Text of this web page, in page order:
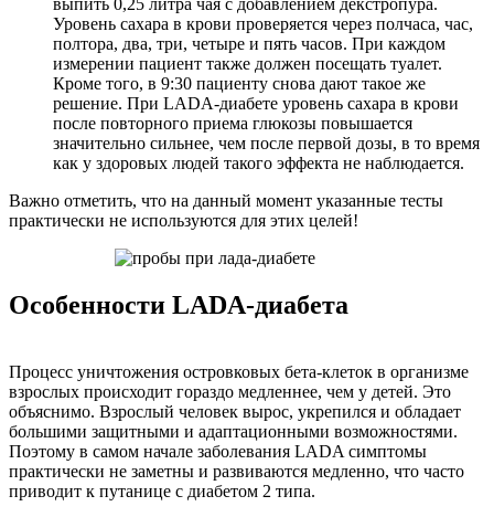
выпить 0,25 литра чая с добавлением декстропура.
Уровень сахара в крови проверяется через полчаса, час,
полтора, два, три, четыре и пять часов. При каждом
измерении пациент также должен посещать туалет.
Кроме того, в 9:30 пациенту снова дают такое же
решение. При LADA-диабете уровень сахара в крови
после повторного приема глюкозы повышается
значительно сильнее, чем после первой дозы, в то время
как у здоровых людей такого эффекта не наблюдается.
Важно отметить, что на данный момент указанные тесты
практически не используются для этих целей!
Особенности LADA-диабета
Процесс уничтожения островковых бета-клеток в организме
взрослых происходит гораздо медленнее, чем у детей. Это
объяснимо. Взрослый человек вырос, укрепился и обладает
большими защитными и адаптационными возможностями.
Поэтому в самом начале заболевания LADA симптомы
практически не заметны и развиваются медленно, что часто
приводит к путанице с диабетом 2 типа.